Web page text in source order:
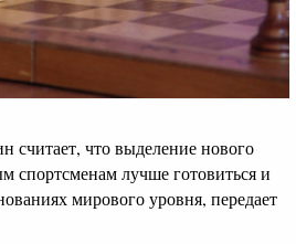
что выделение нового
лучше готовиться и
мирового уровня, передает